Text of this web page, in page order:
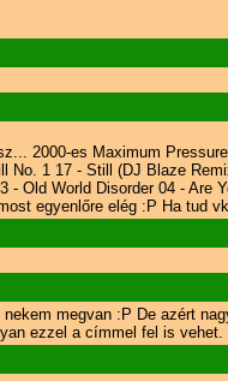
2000-es Maximum
1 17 - Still (DJ Blaze
Old World Disorder 04 - Are
egyenlőre elég :P Ha tud
megvan :P De azért
ezzel a címmel fel is vehet.